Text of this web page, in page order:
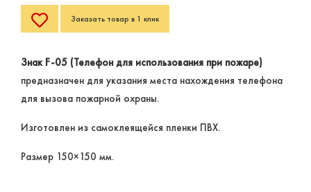
Заказать товар в 1 клик
Знак F-05 (Телефон для использования при пожаре)
предназначен для указания места нахождения телефона
для вызова пожарной охраны.
Изготовлен из самоклеящейся пленки ПВХ.
Размер 150×150 мм.